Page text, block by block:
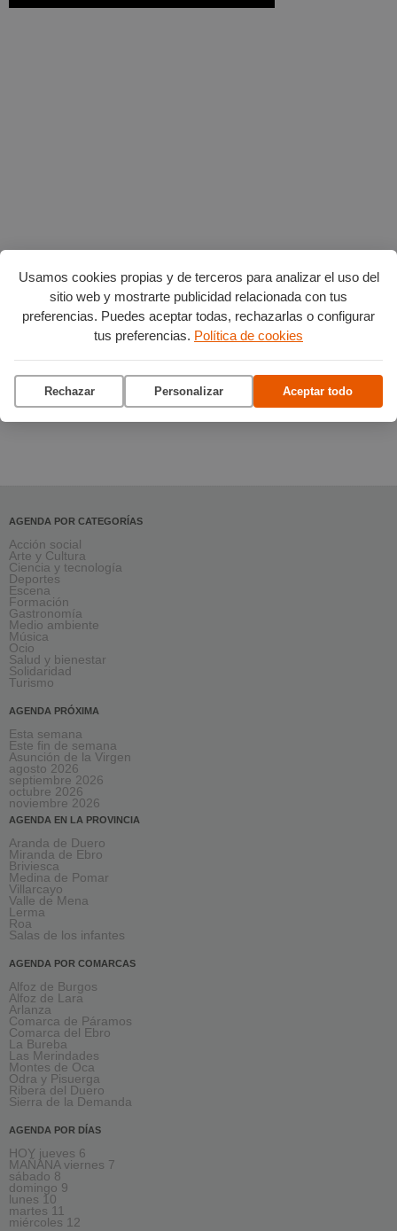
Usamos cookies propias y de terceros para analizar el uso del
sitio web y mostrarte publicidad relacionada con tus
preferencias. Puedes aceptar todas, rechazarlas o configurar
tus preferencias. Política de cookies
Rechazar Personalizar Aceptar todo
AGENDA POR CATEGORÍAS
Acción social
Arte y Cultura
Ciencia y tecnología
Deportes
Escena
Formación
Gastronomía
Medio ambiente
Música
Ocio
Salud y bienestar
Solidaridad
Turismo
AGENDA PRÓXIMA
Esta semana
Este fin de semana
Asunción de la Virgen
agosto 2026
septiembre 2026
octubre 2026
noviembre 2026
AGENDA EN LA PROVINCIA
Aranda de Duero
Miranda de Ebro
Briviesca
Medina de Pomar
Villarcayo
Valle de Mena
Lerma
Roa
Salas de los infantes
AGENDA POR COMARCAS
Alfoz de Burgos
Alfoz de Lara
Arlanza
Comarca de Páramos
Comarca del Ebro
La Bureba
Las Merindades
Montes de Oca
Odra y Pisuerga
Ribera del Duero
Sierra de la Demanda
AGENDA POR DÍAS
HOY jueves 6
MAÑANA viernes 7
sábado 8
domingo 9
lunes 10
martes 11
miércoles 12